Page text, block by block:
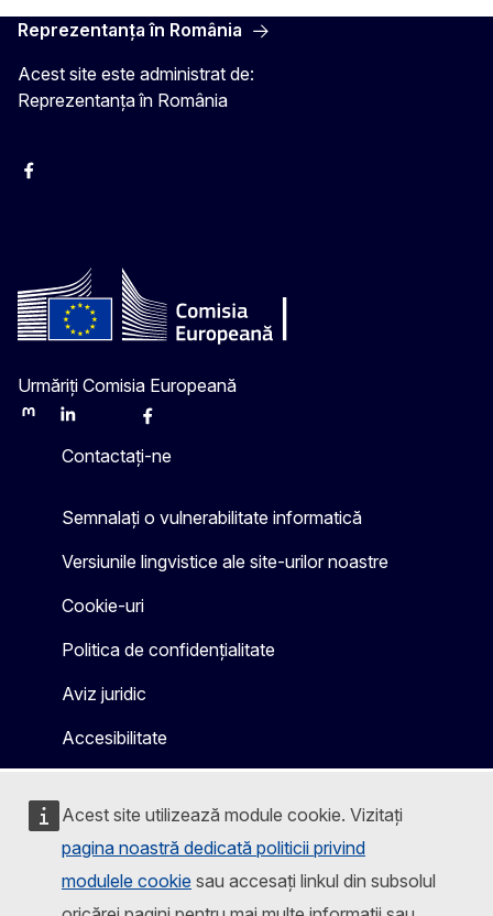
Acest site utilizează module cookie. Vizitați
pagina noastră dedicată politicii privind
modulele cookie sau accesați linkul din subsolul
Reprezentanța în România
Acest site este administrat de:
Reprezentanța în România
Facebook
Urmăriți Comisia Europeană
MastodonLinkedInBlueskyFacebook
Contactați-ne
Semnalați o vulnerabilitate informatică
Versiunile lingvistice ale site-urilor noastre
Cookie-uri
Politica de confidențialitate
Aviz juridic
Accesibilitate